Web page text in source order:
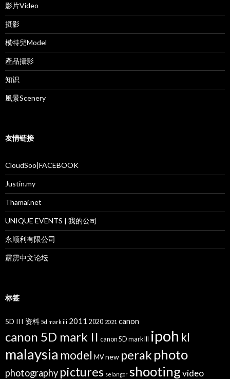
影片Video
摄影
模特兒Model
產品攝影
知识
風景Scenery
友情链接
CloudSoo|FACEBOOK
Justin.my
Thamai.net
UNIQUE EVENTS | 我的公司
永顺利有限公司
霹雳中文论坛
标签
5D III 资料 5d mark iii 2011 2020 2021 canon
canon 5D mark II canon 5D mark III ipoh kl
malaysia model MV new perak photo
photography pictures selangor shootingvideo